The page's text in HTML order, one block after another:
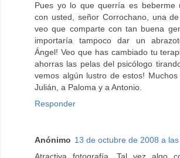
Pues yo lo que querría es beberme
con usted, señor Corrochano, una
veo que comparte con tan buena
importaría tampoco dar un
Ángel! Veo que has cambiado tu
ahorras las pelas del psicólogo
vemos algún lustro de estos!
Julián, a Paloma y a Antonio.
Responder
Anónimo 13 de octubre de 2008 a